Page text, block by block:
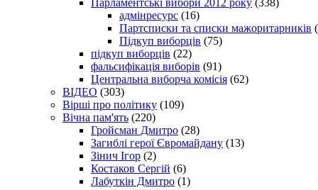
адмінресурс (16)
Партсписки та списки мажоритарників
Підкуп виборців (75)
підкуп виборців (22)
фальсифікація виборів (91)
Центральна виборча комісія (62)
ВІДЕО (303)
Вірші про політику (109)
Вічна пам'ять (220)
Гройсман Дмитро (28)
Загиблі герої Євромайдану (13)
Зінич Ігор (2)
Костаков Сергій (6)
Лабуткін Дмитро (1)